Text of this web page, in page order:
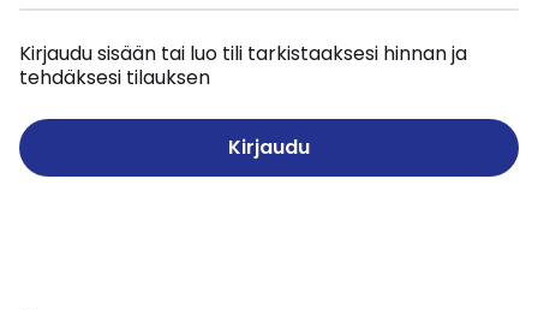
Kirjaudu sisään tai luo tili tarkistaaksesi hinnan ja
tehdäksesi tilauksen
Kirjaudu